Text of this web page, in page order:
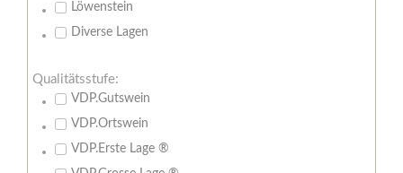
Löwenstein
Diverse Lagen
Qualitätsstufe:
VDP.Gutswein
VDP.Ortswein
VDP.Erste Lage ®